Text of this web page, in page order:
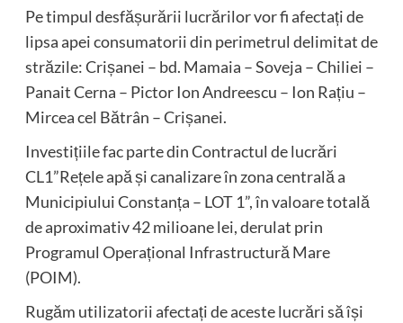
Pe timpul desfășurării lucrărilor vor fi afectați de
lipsa apei consumatorii din perimetrul delimitat de
străzile: Crișanei – bd. Mamaia – Soveja – Chiliei –
Panait Cerna – Pictor Ion Andreescu – Ion Rațiu –
Mircea cel Bătrân – Crișanei.
Investițiile fac parte din Contractul de lucrări
CL1”Rețele apă și canalizare în zona centrală a
Municipiului Constanța – LOT 1”, în valoare totală
de aproximativ 42 milioane lei, derulat prin
Programul Operațional Infrastructură Mare
(POIM).
Rugăm utilizatorii afectați de aceste lucrări să își